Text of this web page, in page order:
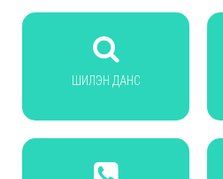
ШИЛЭН ДАНС